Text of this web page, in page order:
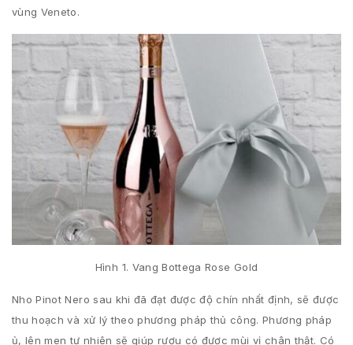
vùng Veneto.
Hình 1. Vang Bottega Rose Gold
Nho Pinot Nero sau khi đã đạt được độ chín nhất định, sẽ được
thu hoạch và xử lý theo phương pháp thủ công. Phương pháp
ủ, lên men tự nhiên sẽ giúp rượu có được mùi vị chân thật. Có